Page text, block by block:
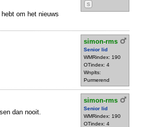
S
om het nieuws
simon-rms
Senior lid
WMRindex: 190
OTindex: 4
Wnplts:
Purmerend
simon-rms
Senior lid
WMRindex: 190
OTindex: 4
dan nooit.